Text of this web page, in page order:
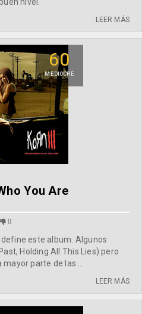
LEER MÁS
60
MEDIOCRE
You Are
0
este album. Algunos
Holding All This Lies) pero
parte de las ...
LEER MÁS